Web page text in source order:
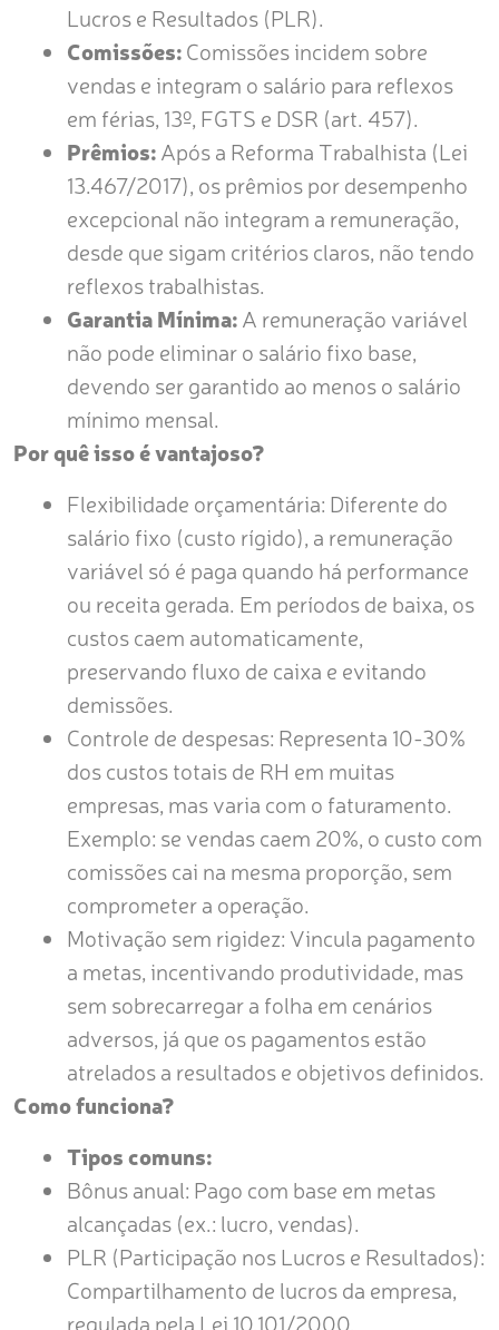
Lucros e Resultados (PLR).
Comissões:Comissões incidem sobre
vendas e integram o salário para reflexos
em férias, 13º, FGTS e DSR (art. 457).
Prêmios:Após a Reforma Trabalhista (Lei
13.467/2017), os prêmios por desempenho
excepcional não integram a remuneração,
desde que sigam critérios claros, não tendo
reflexos trabalhistas.
Garantia Mínima:A remuneração variável
não pode eliminar o salário fixo base,
devendo ser garantido ao menos o salário
mínimo mensal.
Por quê isso é vantajoso?
Flexibilidade orçamentária: Diferente do
salário fixo (custo rígido), a remuneração
variável só é paga quando há performance
ou receita gerada. Em períodos de baixa, os
custos caem automaticamente,
preservando fluxo de caixa e evitando
demissões.
Controle de despesas: Representa 10-30%
dos custos totais de RH em muitas
empresas, mas varia com o faturamento.
Exemplo: se vendas caem 20%, o custo com
comissões cai na mesma proporção, sem
comprometer a operação.
Motivação sem rigidez: Vincula pagamento
a metas, incentivando produtividade, mas
sem sobrecarregar a folha em cenários
adversos, já que os pagamentos estão
atrelados a resultados e objetivos definidos.
Como funciona?
Tipos comuns:
Bônus anual: Pago com base em metas
alcançadas (ex.: lucro, vendas).
PLR (Participação nos Lucros e Resultados):
Compartilhamento de lucros da empresa,
regulada pela Lei 10.101/2000.